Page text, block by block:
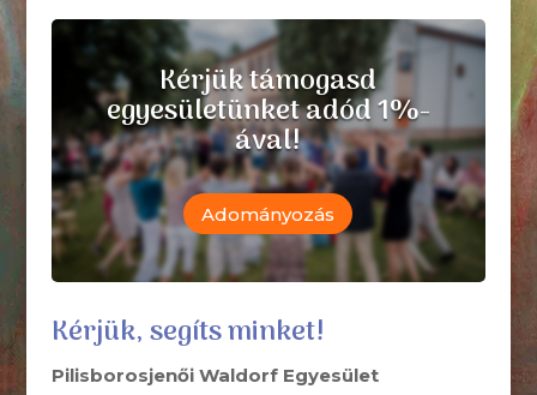
Kérjük támogasd
egyesületünket adód 1%-
ával!
Adományozás
Kérjük, segíts minket!
Pilisborosjenői Waldorf Egyesület